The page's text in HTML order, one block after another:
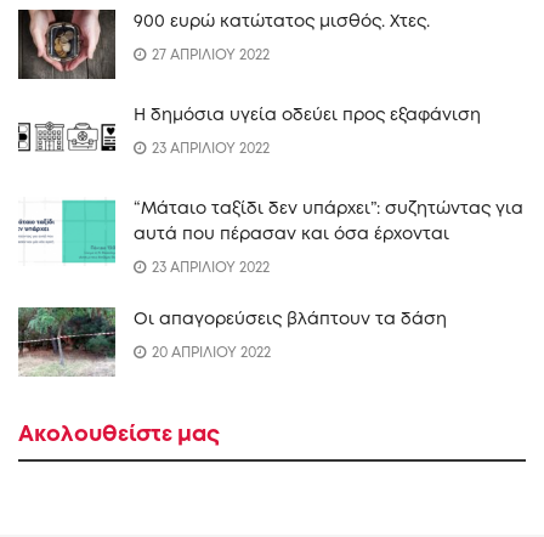
900 ευρώ κατώτατος μισθός. Xτες.
27 ΑΠΡΙΛΙΟΥ 2022
Η δημόσια υγεία οδεύει προς εξαφάνιση
23 ΑΠΡΙΛΙΟΥ 2022
“Mάταιο ταξίδι δεν υπάρχει”: συζητώντας για
αυτά που πέρασαν και όσα έρχονται
23 ΑΠΡΙΛΙΟΥ 2022
Οι απαγορεύσεις βλάπτουν τα δάση
20 ΑΠΡΙΛΙΟΥ 2022
Ακολουθείστε μας